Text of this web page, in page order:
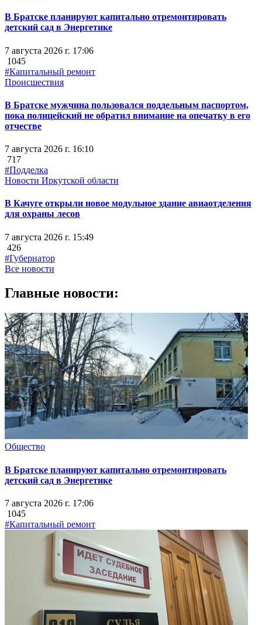
В Братске планируют капитально отремонтировать
детский сад в Энергетике
7 августа 2026 г. 17:06
1045
#Капитальный ремонт
Происшествия
В Братске мужчина пользовался поддельным паспортом,
пока полицейский не обратил внимание на опечатку в его
отчестве
7 августа 2026 г. 16:10
717
#Подделка
Новости Иркутской области
В Качуге открыли новое модульное здание авиаотделения
для охраны лесов
7 августа 2026 г. 15:49
426
#Губернатор
Все новости
Главные новости:
Общество
В Братске планируют капитально отремонтировать
детский сад в Энергетике
7 августа 2026 г. 17:06
1045
#Капитальный ремонт